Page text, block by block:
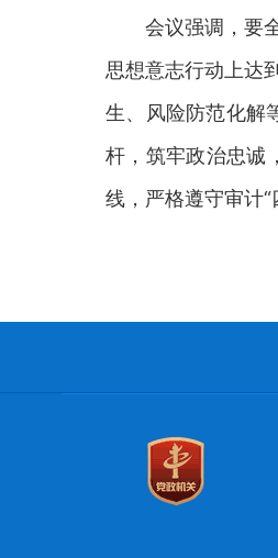
会议强调，要全
思想意志行动上达
生、风险防范化解
杆，筑牢政治忠诚
线，严格遵守审计